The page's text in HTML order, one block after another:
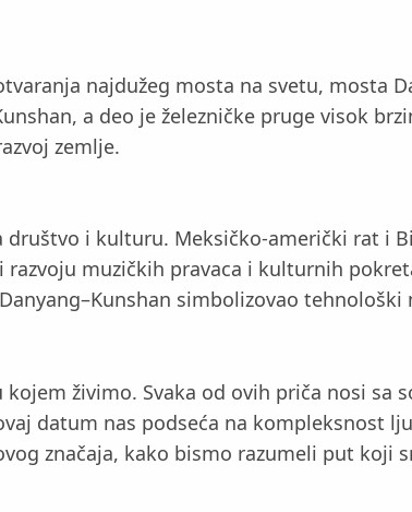
najdužeg mosta na svetu, mosta
a deo je železničke pruge visok
zemlje.
i kulturu. Meksičko-američki rat i
muzičkih pravaca i kulturnih
simbolizovao tehnološki
živimo. Svaka od ovih priča nosi sa
datum nas podseća na kompleksnost
značaja, kako bismo razumeli put koji